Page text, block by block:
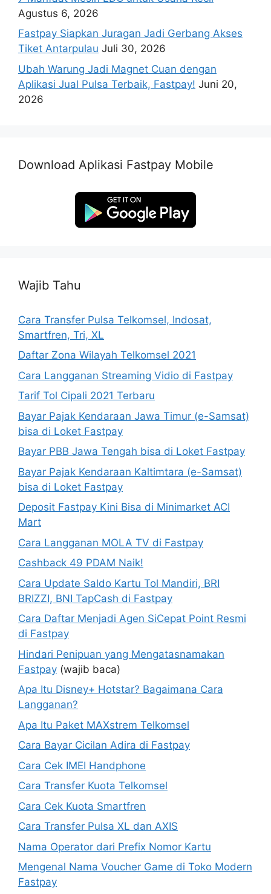
Agustus 6, 2026
Fastpay Siapkan Juragan Jadi Gerbang Akses
Tiket Antarpulau Juli 30, 2026
Ubah Warung Jadi Magnet Cuan dengan
Aplikasi Jual Pulsa Terbaik, Fastpay! Juni 20,
2026
Download Aplikasi Fastpay Mobile
Wajib Tahu
Cara Transfer Pulsa Telkomsel, Indosat,
Smartfren, Tri, XL
Daftar Zona Wilayah Telkomsel 2021
Cara Langganan Streaming Vidio di Fastpay
Tarif Tol Cipali 2021 Terbaru
Bayar Pajak Kendaraan Jawa Timur (e-Samsat)
bisa di Loket Fastpay
Bayar PBB Jawa Tengah bisa di Loket Fastpay
Bayar Pajak Kendaraan Kaltimtara (e-Samsat)
bisa di Loket Fastpay
Deposit Fastpay Kini Bisa di Minimarket ACI
Mart
Cara Langganan MOLA TV di Fastpay
Cashback 49 PDAM Naik!
Cara Update Saldo Kartu Tol Mandiri, BRI
BRIZZI, BNI TapCash di Fastpay
Cara Daftar Menjadi Agen SiCepat Point Resmi
di Fastpay
Hindari Penipuan yang Mengatasnamakan
Fastpay (wajib baca)
Apa Itu Disney+ Hotstar? Bagaimana Cara
Langganan?
Apa Itu Paket MAXstrem Telkomsel
Cara Bayar Cicilan Adira di Fastpay
Cara Cek IMEI Handphone
Cara Transfer Kuota Telkomsel
Cara Cek Kuota Smartfren
Cara Transfer Pulsa XL dan AXIS
Nama Operator dari Prefix Nomor Kartu
Mengenal Nama Voucher Game di Toko Modern
Fastpay